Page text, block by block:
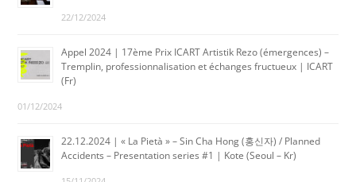
22/12/2024
Appel 2024 | 17ème Prix ICART Artistik Rezo (émergences) –
Tremplin, professionnalisation et échanges fructueux | ICART
(Fr)
01/12/2024
22.12.2024 | « La Pietà » – Sin Cha Hong (홍신자) / Planned
Accidents – Presentation series #1 | Kote (Seoul – Kr)